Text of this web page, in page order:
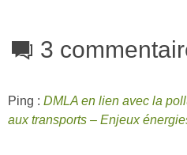
3
Ping : DMLA en lien avec la
aux transports – Enjeux